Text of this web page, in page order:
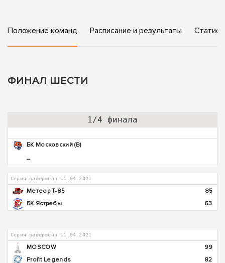
Положение команд Расписание и результаты
ФИНАЛ ШЕСТИ
1/4 финала
БК Московский (В)
_
Серия завершена 11.04.2021
Метеор Т-85
85
БК Ястребы
63
Серия завершена 11.04.2021
MOSCOW
99
Profit Legends
82